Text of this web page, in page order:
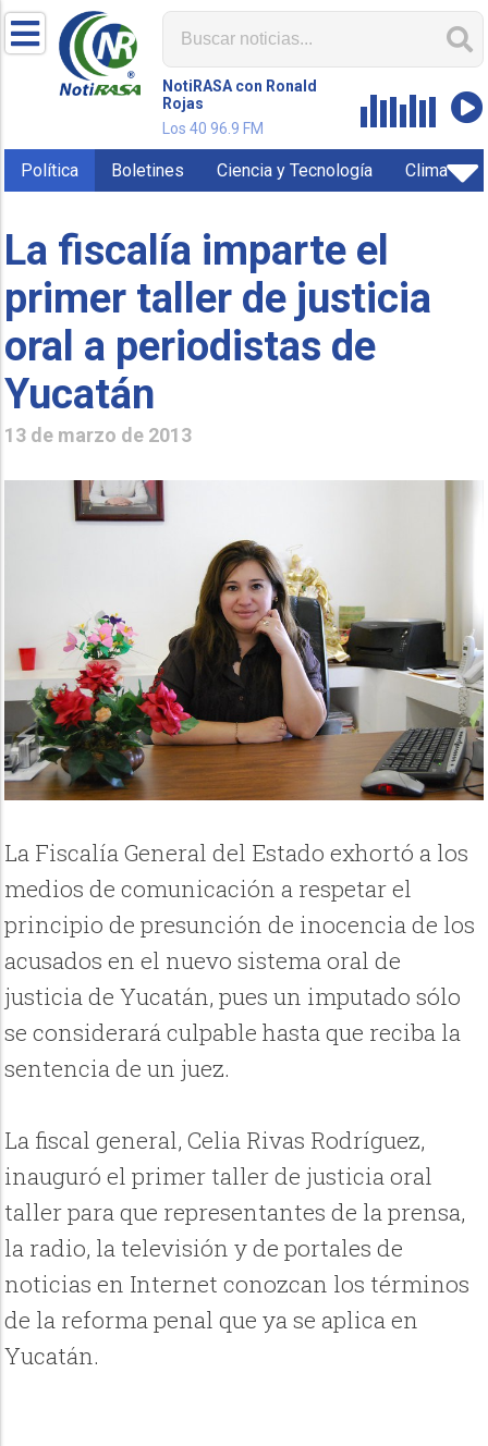
NotiRASA con Ronald
Rojas
Los 40 96.9 FM
Política Boletines Ciencia y Tecnología Clima
La fiscalía imparte el
primer taller de justicia
oral a periodistas de
Yucatán
13 de marzo de 2013
La Fiscalía General del Estado exhortó a los
medios de comunicación a respetar el
principio de presunción de inocencia de los
acusados en el nuevo sistema oral de
justicia de Yucatán, pues un imputado sólo
se considerará culpable hasta que reciba la
sentencia de un juez.
La fiscal general, Celia Rivas Rodríguez,
inauguró el primer taller de justicia oral
taller para que representantes de la prensa,
la radio, la televisión y de portales de
noticias en Internet conozcan los términos
de la reforma penal que ya se aplica en
Yucatán.